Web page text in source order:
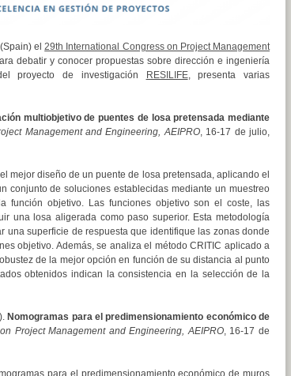
el29th International Congress on Project Management
debatir y conocer propuestas sobre dirección e ingeniería
proyecto de investigación
RESILIFE, presenta varias
multiobjetivo de puentes de losa pretensada mediante
Management and Engineering, AEIPRO, 16-17 de julio,
mejor diseño de un puente de losa pretensada, aplicando el
conjunto de soluciones establecidas mediante un muestreo
función objetivo. Las funciones objetivo son el coste, las
una losa aligerada como paso superior. Esta metodología
una superficie de respuesta que identifique las zonas donde
objetivo. Además, se analiza el método CRITIC aplicado a
de la mejor opción en función de su distancia al punto
obtenidos indican la consistencia en la selección de la
Nomogramas para el predimensionamiento económico de
Project Management and Engineering, AEIPRO, 16-17 de
para el predimensionamiento económico de muros